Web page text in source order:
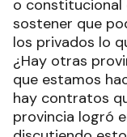
o constitucional
sostener que
los privados lo
¿Hay otras
que estamos
hay contratos
provincia logró